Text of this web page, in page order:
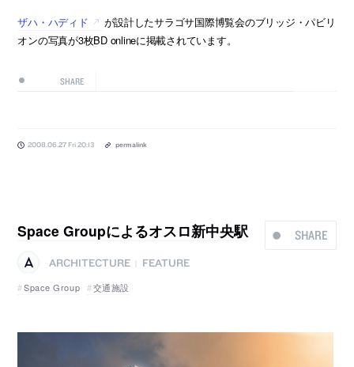
ザハ・ハディド
が設計したサラゴサ国際博覧会のブリッジ・パビリ
オンの写真が3枚BD onlineに掲載されています。
SHARE
2008.06.27 Fri 20:13 permalink
SHARE
Space Groupによるオスロ新中央駅
ARCHITECTURE
FEATURE
Space Group
交通施設